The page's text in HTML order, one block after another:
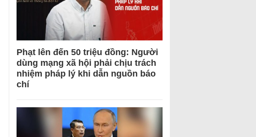
Phạt lên đến 50 triệu đồng: Người
dùng mạng xã hội phải chịu trách
nhiệm pháp lý khi dẫn nguồn báo
chí